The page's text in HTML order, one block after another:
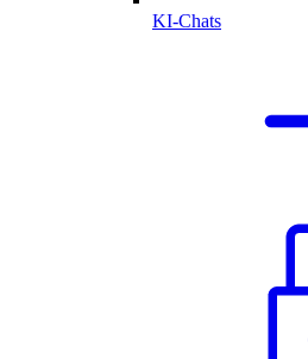
KI-Chats